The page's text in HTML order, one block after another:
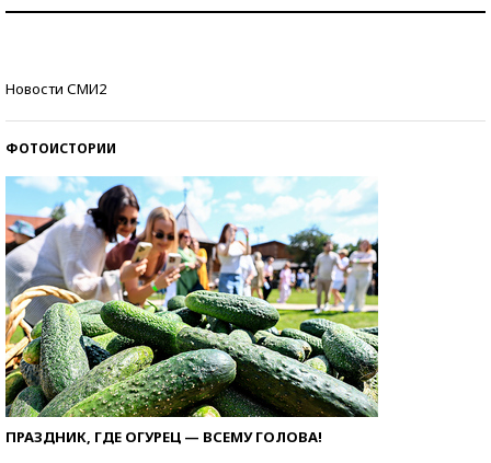
Новости СМИ2
ФОТОИСТОРИИ
ПРАЗДНИК, ГДЕ ОГУРЕЦ — ВСЕМУ ГОЛОВА!